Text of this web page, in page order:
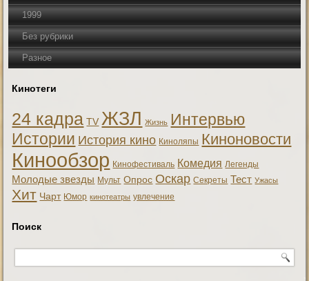
1999
Без рубрики
Разное
Кинотеги
24 кадра TV ЖЗЛ Жизнь Интервью
Истории История кино Киноляпы Киноновости
Кинообзор Кинофестиваль Комедия Легенды
Молодые звезды Мульт Опрос Оскар Секреты Тест Ужасы
Хит Чарт Юмор кинотеатры увлечение
Поиск